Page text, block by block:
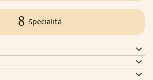
8 Specialità